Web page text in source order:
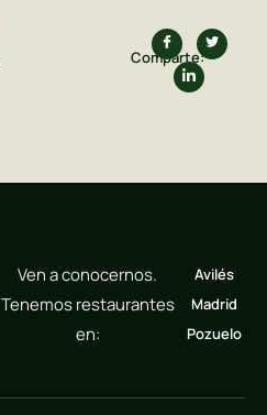
Comparte:
Ven a conocernos.
Tenemos restaurantes
en:
Avilés
Madrid
Pozuelo